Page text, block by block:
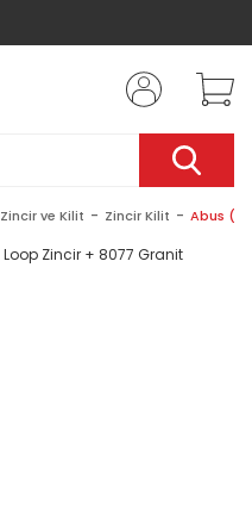
Zincir ve Kilit Zincir Kilit Abus